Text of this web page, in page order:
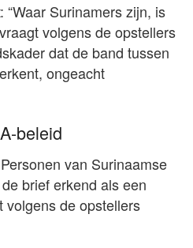
Surinamers zijn, is
volgens de opstellers
dat de band tussen
ongeacht
beleid
van Surinaamse
brief erkend als een
volgens de opstellers